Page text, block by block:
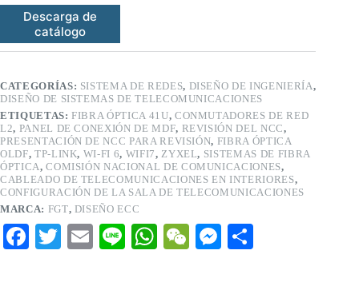
Descarga de
catálogo
CATEGORÍAS: SISTEMA DE REDES, DISEÑO DE INGENIERÍA,
DISEÑO DE SISTEMAS DE TELECOMUNICACIONES
ETIQUETAS:FIBRA ÓPTICA 41U, CONMUTADORES DE RED
L2, PANEL DE CONEXIÓN DE MDF, REVISIÓN DEL NCC,
PRESENTACIÓN DE NCC PARA REVISIÓN, FIBRA ÓPTICA
OLDF, TP-LINK, WI-FI 6, WIFI7,ZYXEL, SISTEMAS DE FIBRA
ÓPTICA,COMISIÓN NACIONAL DE COMUNICACIONES,
CABLEADO DE TELECOMUNICACIONES EN INTERIORES,
CONFIGURACIÓN DE LA SALA DE TELECOMUNICACIONES
MARCA: FGT, DISEÑO ECC
Fa T
E
Li
W
W
M